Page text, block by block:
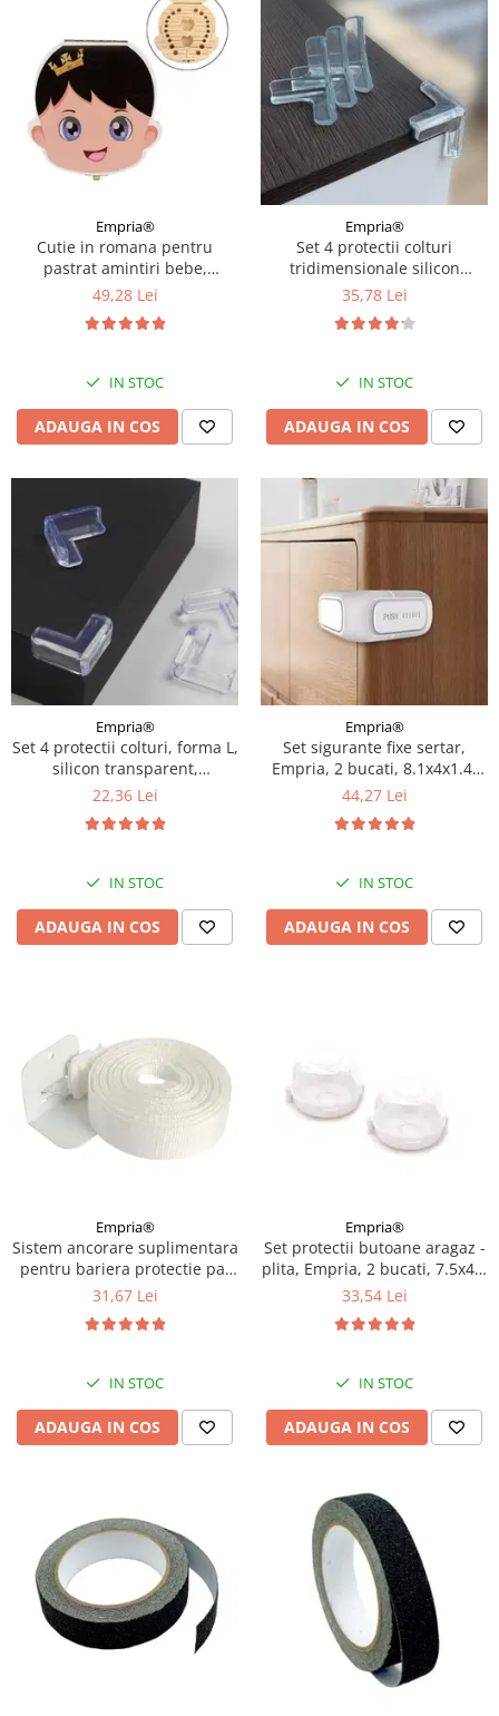
Empria®
Cutie in romana pentru
pastrat amintiri bebe,
colorata, gravata
49,28 Lei
IN STOC
ADAUGA IN COS
Empria®
Set 4 protectii colturi
tridimensionale silicon
transparent, 4.5x1.5x0.5 cm
35,78 Lei
IN STOC
ADAUGA IN COS
Empria®
Set 4 protectii colturi, forma L,
silicon transparent,
1.5x0.5x4.0 cm
22,36 Lei
IN STOC
ADAUGA IN COS
Empria®
Set sigurante fixe sertar,
Empria, 2 bucati, 8.1x4x1.4,
Alb/Gri
44,27 Lei
IN STOC
ADAUGA IN COS
Empria®
Sistem ancorare suplimentara
pentru bariera protectie pat
copii
31,67 Lei
IN STOC
ADAUGA IN COS
Empria®
Set protectii butoane aragaz -
plita, Empria, 2 bucati, 7.5x4.6
cm, Alb
33,54 Lei
IN STOC
ADAUGA IN COS